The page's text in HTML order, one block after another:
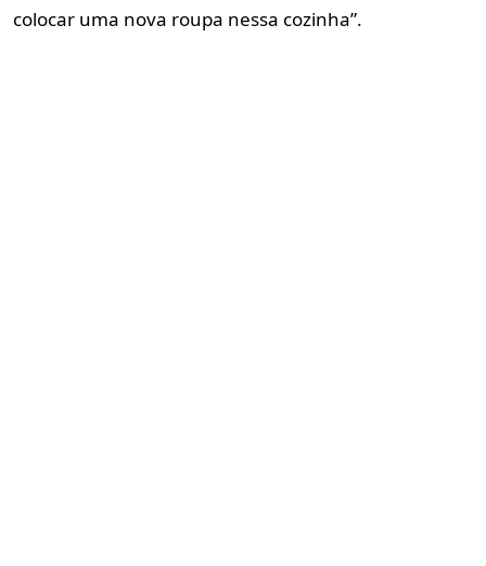
colocar uma nova roupa nessa cozinha”.